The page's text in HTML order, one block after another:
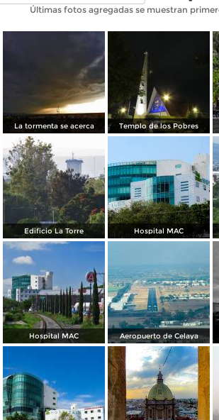
Últimas fotos agregadas se muestran
La tormenta se acerca Templo de los Pobres
Edificio La Torre Hospital MAC
Hospital MAC Aeropuerto de Celaya